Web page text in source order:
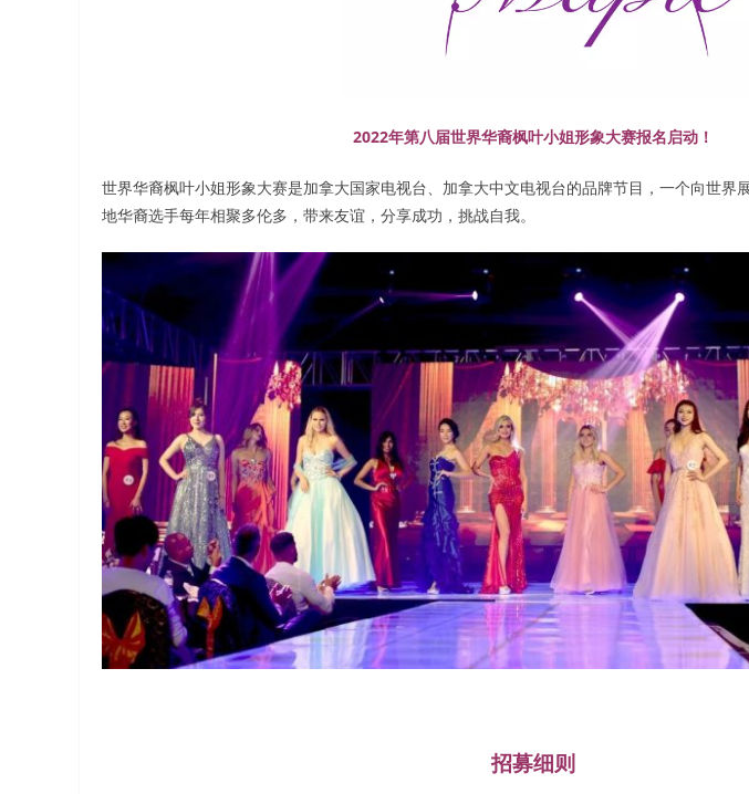
2022年第八届世界华裔枫叶小姐形象大赛报名启动！
世界华裔枫叶小姐形象大赛是加拿大国家电视台、加拿大中文电视台的品牌节目，一个向世界
地华裔选手每年相聚多伦多，带来友谊，分享成功，挑战自我。
招募细则